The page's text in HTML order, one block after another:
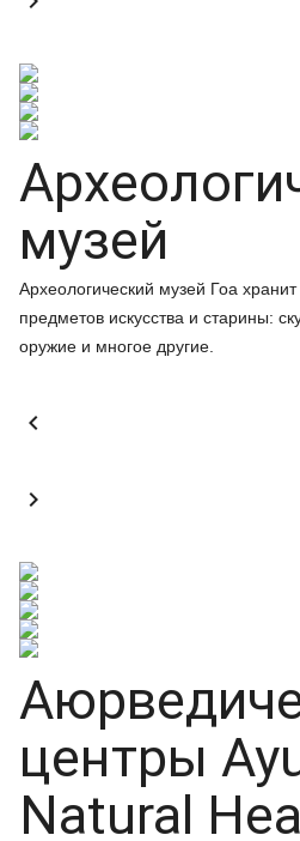
музей
Археологический музей Гоа
предметов искусства и старины:
оружие и многое другие.


центры
Natural